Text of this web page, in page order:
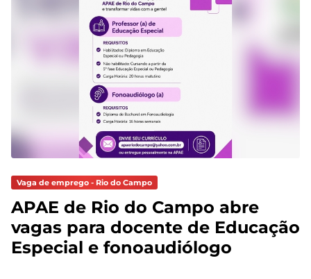
Vaga de emprego - Rio do Campo
APAE de Rio do Campo abre
vagas para docente de Educação
Especial e fonoaudiólogo